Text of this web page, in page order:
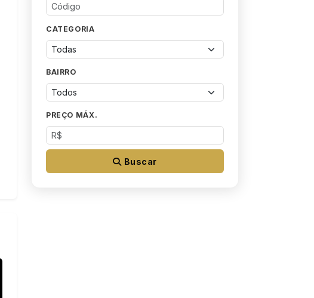
CATEGORIA
BAIRRO
PREÇO MÁX.
Buscar